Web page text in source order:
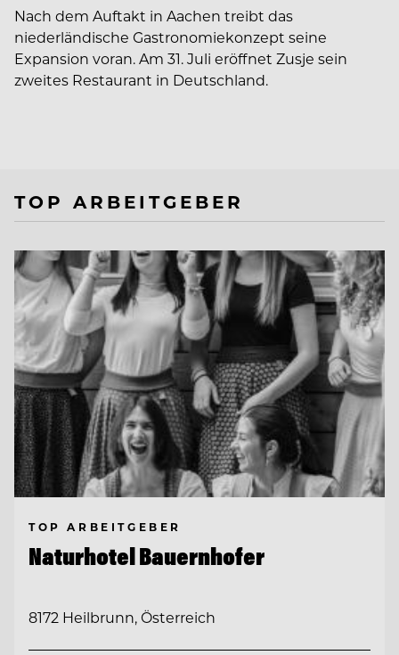
Nach dem Auftakt in Aachen treibt das
niederländische Gastronomiekonzept seine
Expansion voran. Am 31. Juli eröffnet Zusje sein
zweites Restaurant in Deutschland.
TOP ARBEITGEBER
TOP ARBEITGEBER
Naturhotel Bauernhofer
8172 Heilbrunn, Österreich